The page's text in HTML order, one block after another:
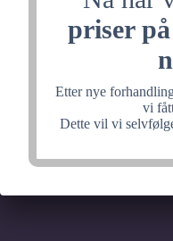
priser
Etter nye
vi
Dette vil vi
noe